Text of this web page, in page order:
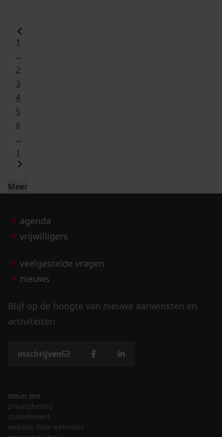
1
...
2
3
4
5
6
...
1
Meer
agenda
vrijwilligers
veelgestelde vragen
nieuws
Blijf op de hoogte van nieuwe aanwinsten en
activiteiten.
inschrijven
steun ons
privacybeleid
cookiebeleid
website door webreact